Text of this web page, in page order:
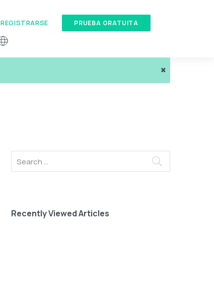
REGISTRARSE PRUEBA GRATUITA
×
Recently Viewed Articles